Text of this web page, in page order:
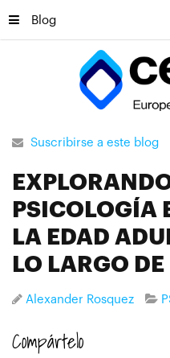
Blog
Suscribirse a este blog
PSICOLOGÍA
LA EDAD
LO LARGO
Alexander Rosquez
Compártelo